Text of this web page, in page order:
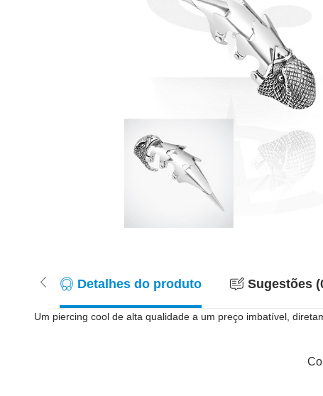
Detalhes do produto Sugestões
Um piercing cool de alta qualidade a um preço imbatível,